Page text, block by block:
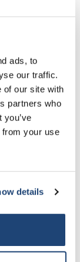
ads, to
our traffic.
of our site with
partners who
from your use
details
della superficie
di
La
e altri
aumenta la
terapeutica
e diminuendo
contro la
è ragionevole
diverse malattie
di migliorare
about
on
from